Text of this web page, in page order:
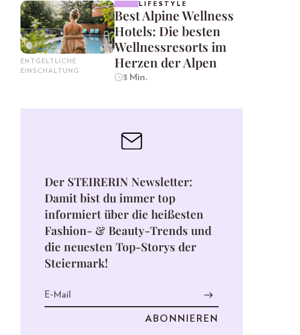
ENTGELTLICHE
EINSCHALTUNG
LIFESTYLE
Best Alpine Wellness
Hotels: Die besten
Wellnessresorts im
Herzen der Alpen
3 Min.
Der STEIRERIN Newsletter:
Damit bist du immer top
informiert über die heißesten
Fashion- & Beauty-Trends und
die neuesten Top-Storys der
Steiermark!